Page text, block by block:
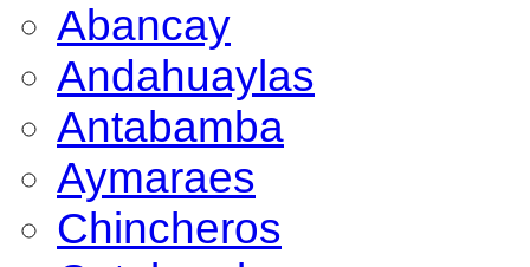
Abancay
Andahuaylas
Antabamba
Aymaraes
Chincheros